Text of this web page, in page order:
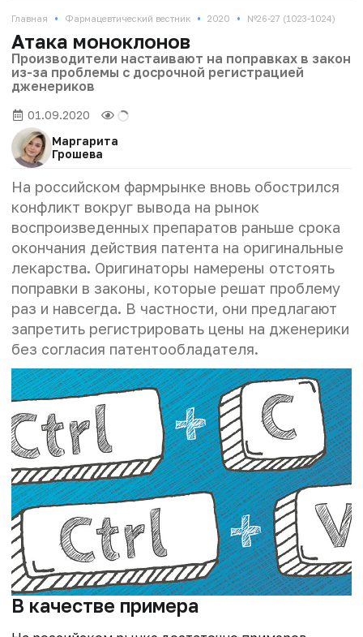
Главная • Фармацевтический вестник • 2020 • №26-27 (1023-1024)
Атака моноклонов
Производители настаивают на поправках в закон
из-за проблемы с досрочной регистрацией
дженериков
01.09.2020
Маргарита
Грошева
На российском фармрынке вновь обострился
конфликт вокруг вывода на рынок
воспроизведенных препаратов раньше срока
окончания действия патента на оригинальные
лекарства. Оригинаторы намерены отстоять
поправки в законы, которые решат проблему
раз и навсегда. В частности, они предлагают
запретить регистрировать цены на дженерики
без согласия патентообладателя.
В качестве примера